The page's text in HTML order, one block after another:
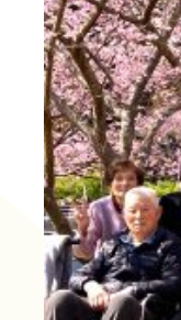
長
長
グ
デ
グ
通